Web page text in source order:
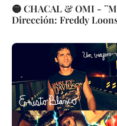
🟡 CHACAL & OMI -
Dirección: Freddy